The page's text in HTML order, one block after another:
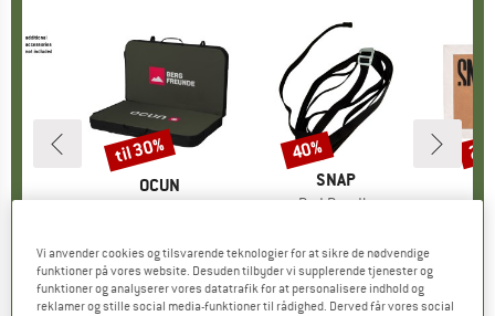
pris
€
MÆRKE
OCUN
Pris
179,95 € Nedsat pris
fra 143,96 €
+1
0,0(0)
Rabat
til 30%
MÆRKE
SNAP
Artikel
Pad Bundle
5,0(1)
Rabat
40%
Vi anvender cookies og tilsvarende teknologier for at sikre de nødvendige
funktioner på vores website. Desuden tilbyder vi supplerende tjenester og
funktioner og analyserer vores datatrafik for at personalisere indhold og
reklamer og stille social media-funktioner til rådighed. Derved får vores social